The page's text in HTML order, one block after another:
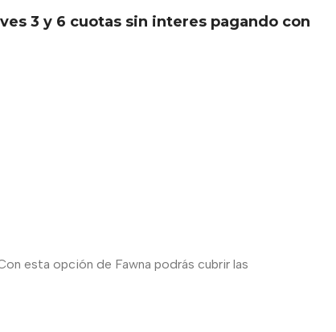
3 y 6 cuotas sin interes pagando con
esta opción de Fawna podrás cubrir las